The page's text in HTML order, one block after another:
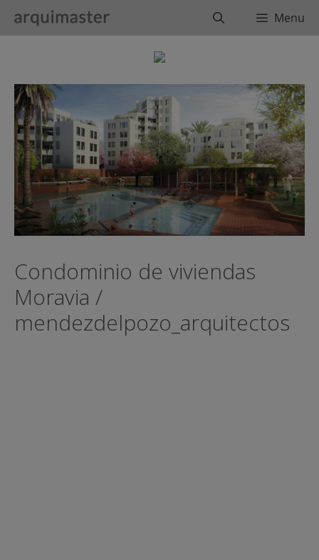
BuscarMenu
Condominio de viviendas
Moravia /
mendezdelpozo_arquitectos